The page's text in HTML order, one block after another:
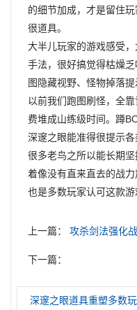
的细节加成，才是留住
很道具。
大半儿玩家的游戏感受
手法，很好搞觉得枯燥
图隐藏视野、怪物掉落
以前我们跑图刷怪，全
费堆成山练级时间。蹲
深邃之眼能准得很提示
很多老鸟之所以能长期
着像没有直来直去的战
也是多数玩家认可这款游
上一篇：攻杀剑法强化
下一篇：
深邃之眼道具重塑多数